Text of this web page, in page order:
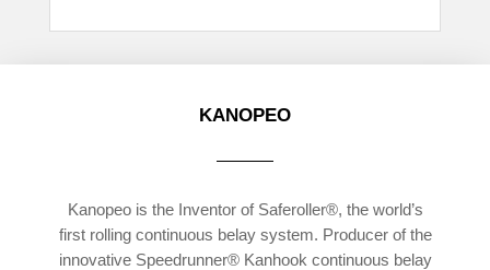
KANOPEO
Kanopeo is the Inventor of Saferoller®, the world’s
first rolling continuous belay system. Producer of the
innovative Speedrunner® Kanhook continuous belay